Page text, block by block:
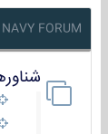
NAVY FORUM - بخش نیروی دریایی